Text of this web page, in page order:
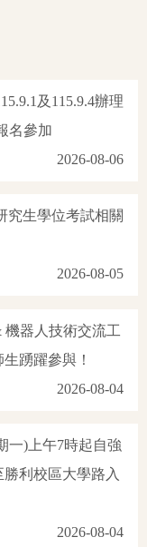
及115.9.4辦理
名參加
2026-08-06
究生學位考試相關
2026-08-05
機器人技術交流工
踴躍參與！
2026-08-04
一)上午7時起自強
利校區大學路入
2026-08-04